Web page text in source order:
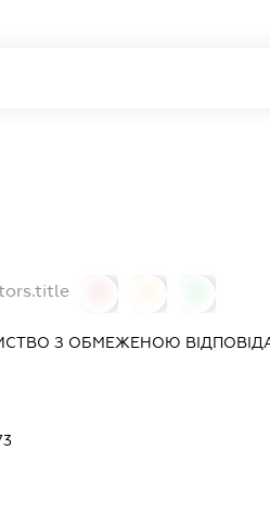
З ОБМЕЖЕНОЮ